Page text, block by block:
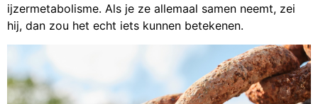
ijzermetabolisme. Als je ze allemaal samen neemt, zei
hij, dan zou het echt iets kunnen betekenen.